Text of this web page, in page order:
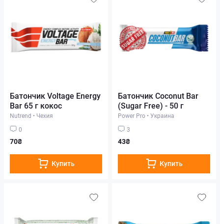
Батончик Voltage Energy
Bar 65 г кокос
Nutrend • Чехия
0
70₴
Купить
Батончик Сoconut Bar
(Sugar Free) - 50 г
Power Pro • Украина
3
43₴
Купить